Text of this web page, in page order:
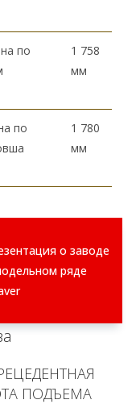
по
1 758
мм
по
1 780
мм
о заводе
ряде
ПОДЪЕМА